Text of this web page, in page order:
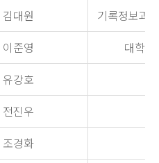
김대원
기록정보과
이준영
대학
유강호
전진우
조경화